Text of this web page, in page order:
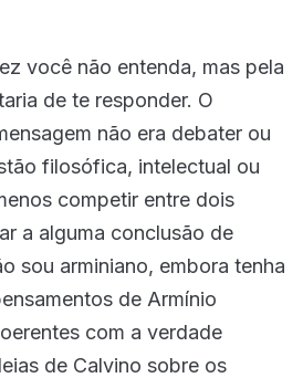
você não entenda, mas pela
de te responder. O
não era debater ou
filosófica, intelectual ou
competir entre dois
a alguma conclusão de
sou arminiano, embora tenha
de Armínio
com a verdade
de Calvino sobre os